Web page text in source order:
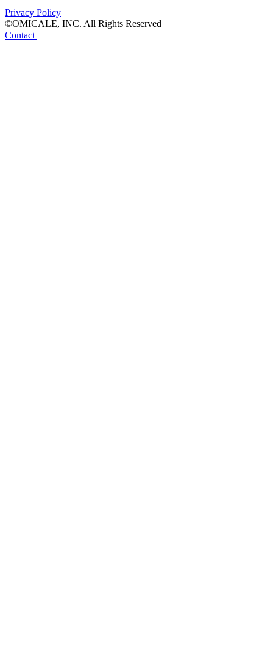
Privacy Policy
©OMICALE, INC. All Rights Reserved
Contact